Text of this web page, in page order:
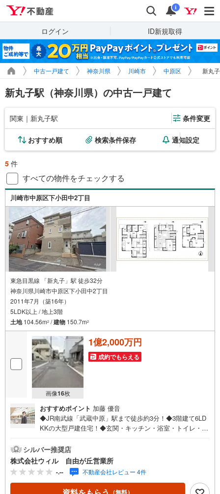
検索 通知
i
ログイン ID新規取得
中古一戸建て 神奈川県 川崎市 中原区 新丸
新丸子駅（神奈川県）の中古一戸建て
関東｜新丸子駅 条件変更
おすすめ順 検索条件保存 通知設定
5 件
すべての物件をチェックする
川崎市中原区下小田中2丁目
東急目黒線 「新丸子」駅 徒歩32分
神奈川県川崎市中原区下小田中2丁目
2011年7月（築16年）
5LDK以上 / 地上3階
土地104.56m2 /建物 150.7m2
画像16枚
1億2,000万円
成約でもらえる
おすすめポイント 加藤 優音
◆JR南武線「武蔵中原」駅まで徒歩約3分！◆3階建て6LD
KKの大型戸建住宅！◆玄関・キッチン・浴室・トイレ・洗
収納付きでお部屋もすっきり、空間を有効に使えます！◆2
階にはたっぷり収納できるWIC付きで、季節物もスッキリ
と片付きます！◆ご家族の帰宅を温かく迎えられるリビン
グ階段採用！（2階）◆浴室・洗面室に窓が設けられ、じめ
っとしがちな水回りの換気環境も良好！◆「大戸小学校」
シルバー推奨店
株式会社ウィル 自由が丘営業所
-.-- 不動産会社レビュー 4件
（無料）